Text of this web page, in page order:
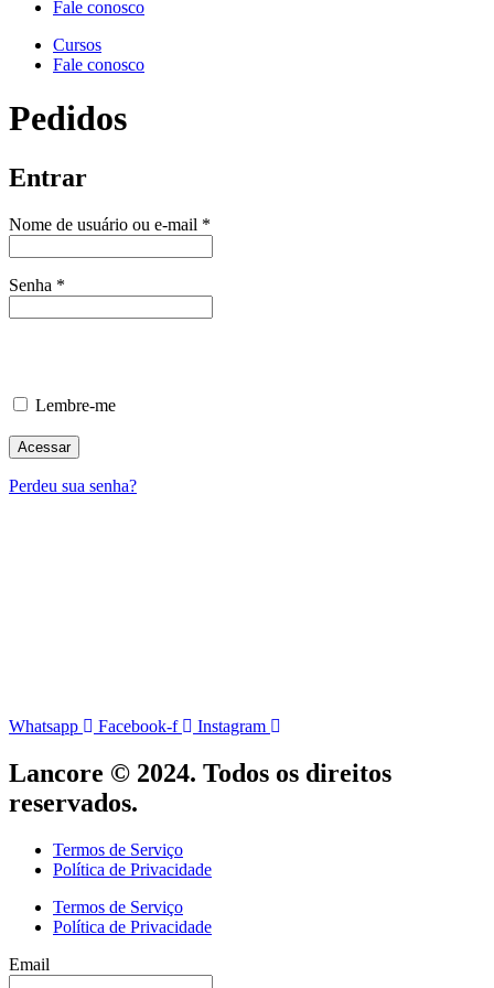
Fale conosco
Cursos
Fale conosco
Pedidos
Entrar
Nome de usuário ou e-mail *
Senha *
Lembre-me
Acessar
Perdeu sua senha?
Whatsapp Facebook-f Instagram
Lancore © 2024. Todos os direitos
reservados.
Termos de Serviço
Política de Privacidade
Termos de Serviço
Política de Privacidade
Email